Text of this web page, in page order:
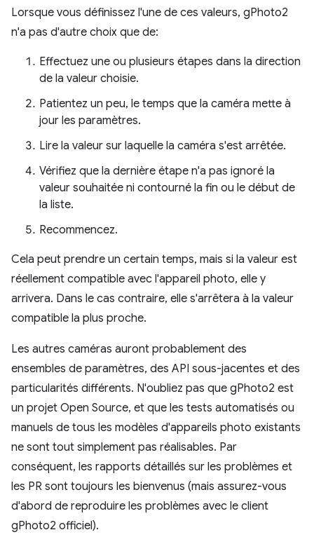
Lorsque vous définissez l'une de ces valeurs, gPhoto2
n'a pas d'autre choix que de:
Effectuez une ou plusieurs étapes dans la direction
de la valeur choisie.
Patientez un peu, le temps que la caméra mette à
jour les paramètres.
Lire la valeur sur laquelle la caméra s'est arrêtée.
Vérifiez que la dernière étape n'a pas ignoré la
valeur souhaitée ni contourné la fin ou le début de
la liste.
Recommencez.
Cela peut prendre un certain temps, mais si la valeur est
réellement compatible avec l'appareil photo, elle y
arrivera. Dans le cas contraire, elle s'arrêtera à la valeur
compatible la plus proche.
Les autres caméras auront probablement des
ensembles de paramètres, des API sous-jacentes et des
particularités différents. N'oubliez pas que gPhoto2 est
un projet Open Source, et que les tests automatisés ou
manuels de tous les modèles d'appareils photo existants
ne sont tout simplement pas réalisables. Par
conséquent, les rapports détaillés sur les problèmes et
les PR sont toujours les bienvenus (mais assurez-vous
d'abord de reproduire les problèmes avec le client
gPhoto2 officiel).